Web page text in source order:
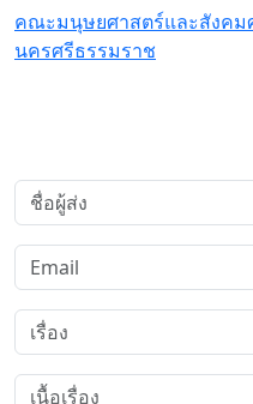
คณะมนุษยศาสตร์และสังคม
นครศรีธรรมราช